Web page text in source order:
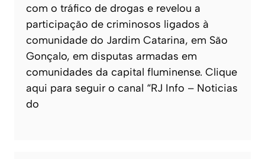
com o tráfico de drogas e revelou a
participação de criminosos ligados à
comunidade do Jardim Catarina, em São
Gonçalo, em disputas armadas em
comunidades da capital fluminense. Clique
aqui para seguir o canal “RJ Info – Noticias
do